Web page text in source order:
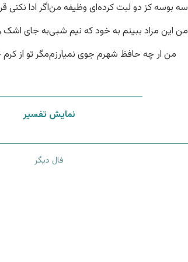
سه بوسه کز دو لبت کرده‌ای وظیفه مناگر ادا
من این مراد ببینم به خود که نیم شبیبه جای اشک
من ار چه حافظ شهرم جوی نمیارزممگر تو از
نمایش تفسیر
فال دیگر